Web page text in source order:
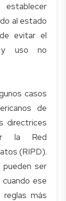
al estado
evitar el
y uso no
casos
de
directrices
la Red
(RIPD).
pueden ser
ese
más